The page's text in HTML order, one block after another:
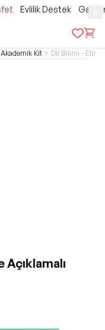
Evlilik Destek
Akademik KitaplarDil Bilimi -